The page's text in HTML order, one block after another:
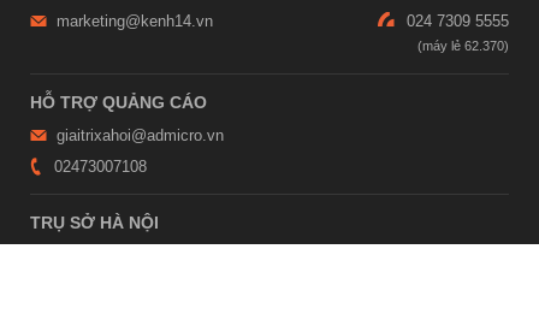
marketing@kenh14.vn 024 7309 5555
HỖ TRỢ QUẢNG CÁO
giaitrixahoi@admicro.vn
02473007108
TRỤ SỞ HÀ NỘI